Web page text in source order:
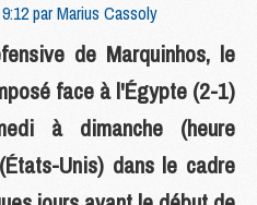
parMarius Cassoly
de Marquinhos, le
face à l'Égypte (2-1)
à dimanche (heure
Unis) dans le cadre